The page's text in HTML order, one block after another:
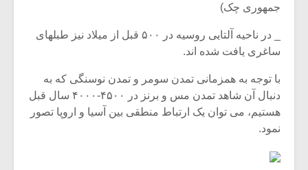
جمهوری چک)
_ در ناحیه آلتایی روسیه در ۵۰۰ قبل از میلاد نیز طبلهای
ساغری یافت شده اند.
با توجه به همزمانی تمدن سومر و تمدن نوسنگی که به
دنبال آن شاهد تمدن مس و برنز در ۴۵۰۰-۴۰۰۰ سال قبل
هستیم، می توان یک ارتباط منطقی بین آسیا و اروپا تصور
نمود.